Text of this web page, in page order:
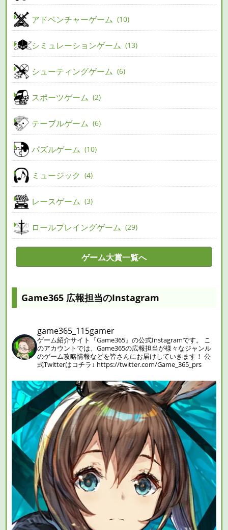
アドベンチャーゲーム 10
シミュレーションゲーム 13
シューティングゲーム 6
スポーツゲーム 2
テーブルゲーム 6
パズルゲーム 10
ミュージック 4
レースゲーム 3
ロールプレイングゲーム 29
ゲーム大賞一覧へ
Game365 広報担当のInstagram
game365_115gamer
ゲーム紹介サイト『Game365』の公式Instagramです。
こ
のアカウントでは、Game365の広報担当が様々なジャンル
のゲーム攻略情報などを皆さんにお届けしていきます！ 公
式Twitterはコチラ↓ https://twitter.com/Game_365_prs